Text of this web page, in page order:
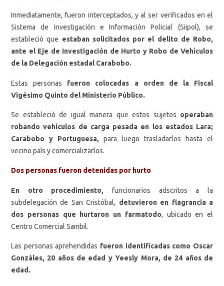
Inmediatamente, fueron interceptados, y al ser verificados en el
Sistema de Investigación e Información Policial (Siipol), se
estableció que estaban solicitados por el delito de Robo,
ante el Eje de Investigación de Hurto y Robo de Vehículos
de la Delegación estadal Carabobo.
Estas personas fueron colocadas a orden de la Fiscal
Vigésimo Quinto del Ministerio Público.
Se estableció de igual manera que estos sujetos operaban
robando vehículos de carga pesada en los estados Lara;
Carabobo y Portuguesa, para luego trasladarlos hasta el
vecino país y comercializarlos.
Dos personas fueron detenidas por hurto
En otro procedimiento, funcionarios adscritos a la
subdelegación de San Cristóbal, detuvieron en flagrancia a
dos personas que hurtaron un farmatodo, ubicado en el
Centro Comercial Sambil.
Las personas aprehendidas fueron identificadas como Oscar
Gonzáles, 20 años de edad y Yeesly Mora, de 24 años de
edad.